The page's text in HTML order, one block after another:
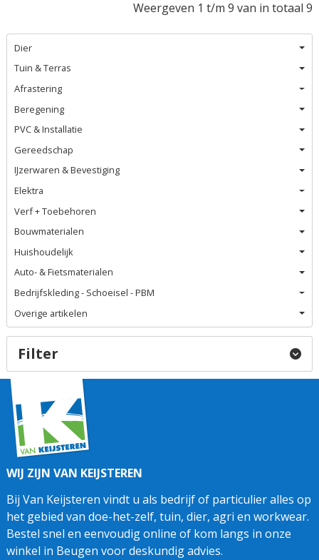
Dier
Tuin & Terras
Afrastering
Beregening
PVC & Installatie
Gereedschap
IJzerwaren & Bevestiging
Elektra
Verf + Toebehoren
Bouwmaterialen
Huishoudelijk
Auto- & Fietsmaterialen
Bedrijfskleding - Schoeisel - PBM
Overige artikelen
Filter
Weergeven 1 t/m 9 van in totaal 9
WIJ ZIJN VAN KEIJSTEREN
Bij Van Keijsteren vindt u als bedrijf of particulier alles op
het gebied van doe-het-zelf, tuin, dier, agri en workwear.
Bestel snel en eenvoudig online of kom langs in onze
winkel in Beugen voor deskundig advies.